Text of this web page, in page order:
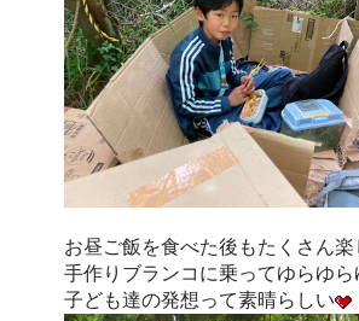
お昼ご飯を食べた後もたくさん楽
手作りブランコに乗ってゆらゆ
子ども達の発想って素晴らしい